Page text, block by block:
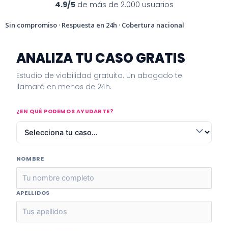
4.9/5de más de 2.000 usuarios
Sin compromiso · Respuesta en 24h · Cobertura nacional
ANALIZA TU CASO GRATIS
Estudio de viabilidad gratuito. Un abogado te
llamará en menos de 24h.
¿EN QUÉ PODEMOS AYUDARTE?
NOMBRE
APELLIDOS